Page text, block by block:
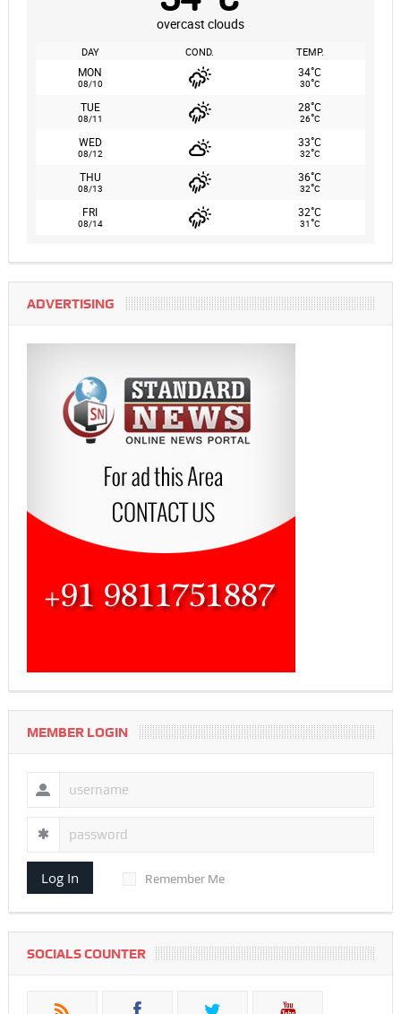
overcast clouds
DAY COND. TEMP.
MON
08/10
34°C
30°C
TUE
08/11
28°C
26°C
WED
08/12
33°C
32°C
THU
08/13
36°C
32°C
FRI
08/14
32°C
31°C
ADVERTISING
MEMBER LOGIN
Log In Remember Me
SOCIALS COUNTER